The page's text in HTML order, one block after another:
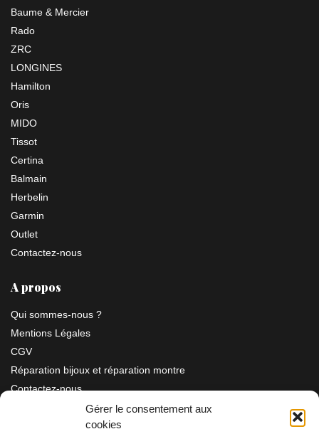
Gérer le consentement aux
cookies
Baume & Mercier
Rado
ZRC
LONGINES
Hamilton
Oris
MIDO
Tissot
Certina
Balmain
Herbelin
Garmin
Outlet
Contactez-nous
A propos
Qui sommes-nous ?
Mentions Légales
CGV
Réparation bijoux et réparation montre
Contactez-nous